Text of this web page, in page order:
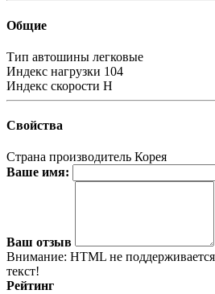
Общие
Тип автошины легковые
Индекс нагрузки 104
Индекс скорости H
Свойства
Страна производитель Корея
Ваше имя:
Ваш отзыв
Внимание: HTML не
текст!
Рейтинг